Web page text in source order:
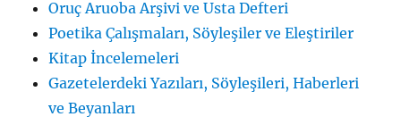
Oruç Aruoba Arşivi ve Usta Defteri
Poetika Çalışmaları, Söyleşiler ve Eleştiriler
Kitap İncelemeleri
Gazetelerdeki Yazıları, Söyleşileri, Haberleri
ve Beyanları